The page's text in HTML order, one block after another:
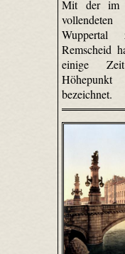
Mit der im
Wuppertal
Remscheid
einige
bezeichnet.